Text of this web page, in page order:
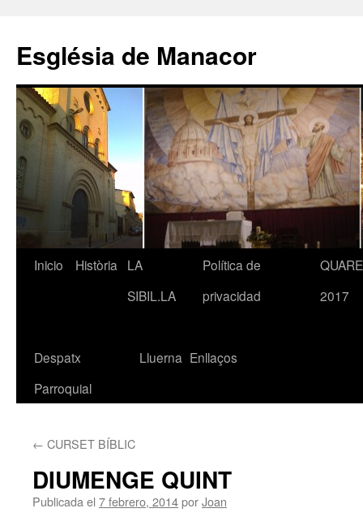
contenido
Església de Manacor
Inicio Història
LA
SIBIL.LA
Política de
privacidad
2017
Despatx
Parroquial
Lluerna Enllaços
← CURSET BÍBLIC
DIUMENGE QUINT
Publicada el 7 febrero, 2014porJoan